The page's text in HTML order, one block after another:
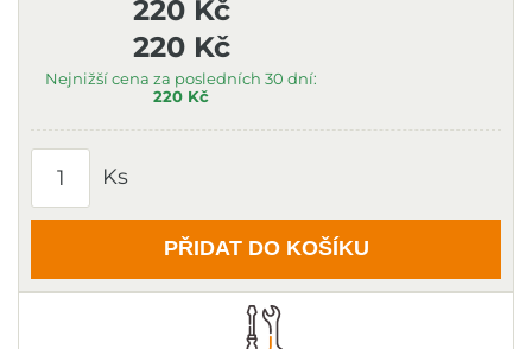
220 Kč
Nejnižší cena za posledních 30 dní:
220 Kč
220 Kč
Ks
PŘIDAT DO KOŠÍKU